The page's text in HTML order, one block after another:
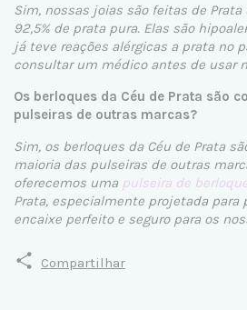
Sim, nossas joias são feitas de
92,5% de prata pura. Elas são
já teve reações alérgicas a prata no
consultar um médico antes de usar
Os berloques da Céu de Prata são
pulseiras de outras marcas?
Sim, os berloques da Céu de Prata
maioria das pulseiras de outras
oferecemos uma pulseira de
Prata, especialmente projetada para
encaixe perfeito e seguro para os
Compartilhar